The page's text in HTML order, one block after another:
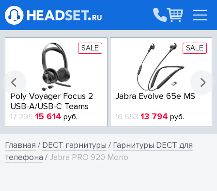
SALE
Poly Voyager Focus 2
USB-A/USB-C Teams
17 295 15 614 руб.
SALE
Jabra Evolve 65e MS
16 553 13 794 руб.
Главная / DECT гарнитуры / Гарнитуры DECT для
телефона / Jabra PRO 920 Mono